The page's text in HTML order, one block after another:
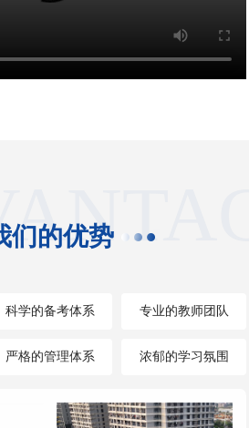
们的优势
科学的备考体系 专业的教师团队
严格的管理体系 浓郁的学习氛围